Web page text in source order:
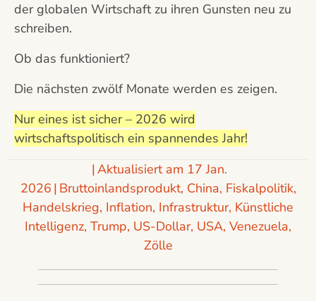
der globalen Wirtschaft zu ihren Gunsten neu zu
schreiben.
Ob das funktioniert?
Die nächsten zwölf Monate werden es zeigen.
Nur eines ist sicher – 2026 wird
wirtschaftspolitisch ein spannendes Jahr!
|Aktualisiert am 17 Jan.
2026 | Bruttoinlandsprodukt, China, Fiskalpolitik,
Handelskrieg, Inflation, Infrastruktur, Künstliche
Intelligenz, Trump, US-Dollar, USA, Venezuela,
Zölle